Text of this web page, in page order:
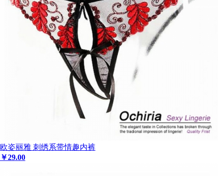
欧姿丽雅 刺绣系带情趣内裤
￥29.00